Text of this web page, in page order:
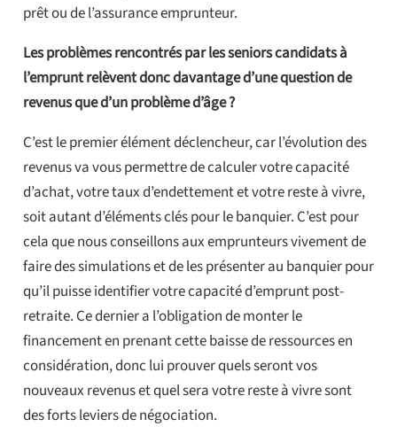
prêt ou de l’assurance emprunteur.
Les problèmes rencontrés par les seniors candidats à
l’emprunt relèvent donc davantage d’une question de
revenus que d’un problème d’âge ?
C’est le premier élément déclencheur, car l’évolution des
revenus va vous permettre de calculer votre capacité
d’achat, votre taux d’endettement et votre reste à vivre,
soit autant d’éléments clés pour le banquier. C’est pour
cela que nous conseillons aux emprunteurs vivement de
faire des simulations et de les présenter au banquier pour
qu’il puisse identifier votre capacité d’emprunt post-
retraite. Ce dernier a l’obligation de monter le
financement en prenant cette baisse de ressources en
considération, donc lui prouver quels seront vos
nouveaux revenus et quel sera votre reste à vivre sont
des forts leviers de négociation.